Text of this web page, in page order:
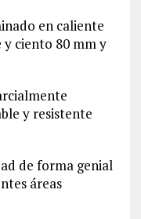
en caliente
ciento 80 mm y
y resistente
de forma genial
áreas